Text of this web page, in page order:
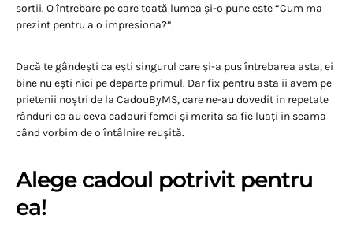
sortii. O întrebare pe care toată lumea și-o pune este “Cum ma
prezint pentru a o impresiona?”.
Dacă te gândești ca ești singurul care și-a pus întrebarea asta, ei
bine nu ești nici pe departe primul. Dar fix pentru asta ii avem pe
prietenii noștri de la CadouByMS, care ne-au dovedit in repetate
rânduri ca au ceva cadouri femei și merita sa fie luați in seama
când vorbim de o întâlnire reușită.
Alege cadoul potrivit pentru
ea!